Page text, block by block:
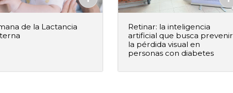
– +
Agregar al pedido
de la Lactancia
Retinar: la inteligencia
artificial que busca prevenir
la pérdida visual en
personas con diabetes